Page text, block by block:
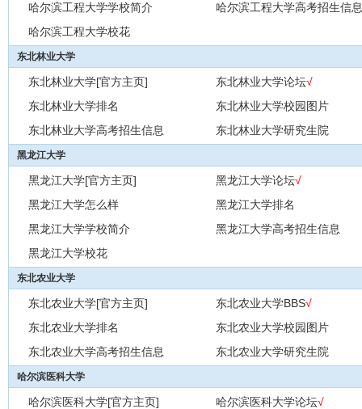
哈尔滨工程大学学校简介
哈尔滨工程大学高考招生信息
哈尔滨工程大学校花
东北林业大学
东北林业大学[官方主页] 东北林业大学论坛√
东北林业大学排名
东北林业大学校园图片
东北林业大学高考招生信息
东北林业大学研究生院
黑龙江大学
黑龙江大学[官方主页] 黑龙江大学论坛√
黑龙江大学怎么样
黑龙江大学排名
黑龙江大学学校简介
黑龙江大学高考招生信息
黑龙江大学校花
东北农业大学
东北农业大学[官方主页] 东北农业大学BBS√
东北农业大学排名
东北农业大学校园图片
东北农业大学高考招生信息
东北农业大学研究生院
哈尔滨医科大学
哈尔滨医科大学[官方主页] 哈尔滨医科大学论坛√